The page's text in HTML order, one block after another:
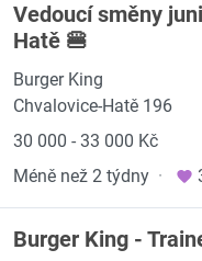
Vedoucí směny
Hatě 🍔
Burger King
Chvalovice-Hatě 196
30 000 - 33 000 Kč
Méně než 2 týdny ·
Burger King -